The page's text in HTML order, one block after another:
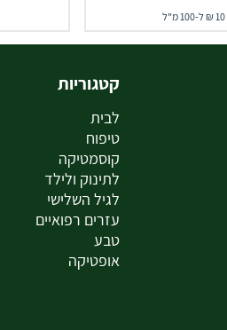
קטגוריות
לבית
טיפוח
קוסמטיקה
לתינוק ולילד
לגיל השלישי
עזרים רפואיים
טבע
אופטיקה